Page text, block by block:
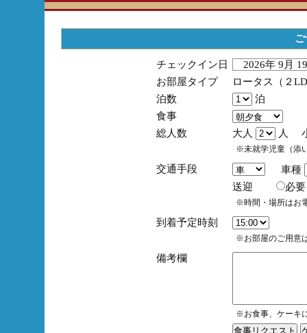
チェックイン日
2026年 9月
お部屋タイプ
ロータス（２
泊数
泊
食事
総人数
大人 人
※未就学児童（添
交通手段
車種
送迎
※時間・場所はお
到着予定時刻
※お部屋のご用意
備考欄
※お食事、ケーキ